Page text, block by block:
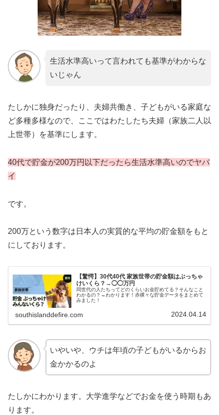
生活水準高いって言われても基準がわからな
いじゃん
たしかに独身だったり、夫婦共働き、子どもがいる家庭な
ど多種多様なので、ここではわたしたち夫婦（家族二人以
上世帯）を基準にします。
40代で貯金が200万円以下だったら生活水準高いのでヤバ
イ
です。
200万という数字は日本人の実質的な平均の貯金額をもと
にしております。
【驚愕】30代40代 家族世帯の貯金額はぶっちゃ
けいくら？→◯◯万円
同世代の人たちってどのくらいお金貯めてる？そんなこと
わかるの？→わかります！赤裸々な貯金データをまとめて
みました！
southislanddefire.com 2024.04.14
いやいや、ウチは年頃の子どもがいるからお
金かかるのよ
たしかにわかります。大学進学などでお金を使う時期もあ
ります。